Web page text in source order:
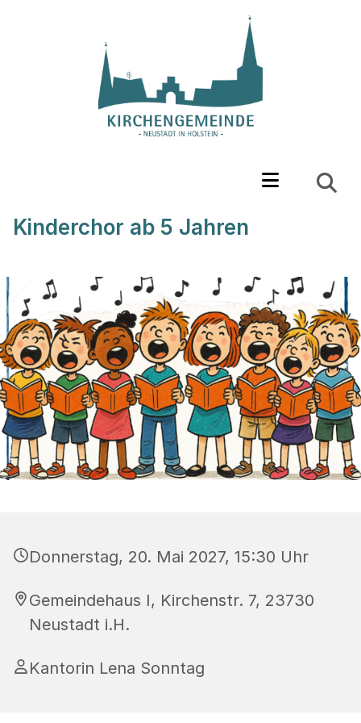
Kinderchor ab 5 Jahren
Donnerstag, 20. Mai 2027, 15:30 Uhr
Gemeindehaus I, Kirchenstr. 7, 23730
Neustadt i.H.
Kantorin Lena Sonntag